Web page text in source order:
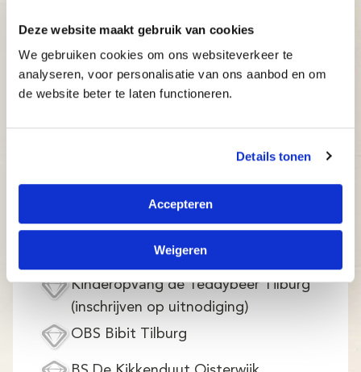
Deze website maakt gebruik van cookies
We gebruiken cookies om ons websiteverkeer te
analyseren, voor personalisatie van ons aanbod en om
de website beter te laten functioneren.
Details tonen
Accepteren
Weigeren
Boogaard. Zoek deze locatie en
schrijf je daar in)
BS De Wichelroede Udenhout
(Bovenbouw)
Wijkcentrum De Bunders Oisterwijk
Bs Klinkers Tilburg (alleen leerlingen
van deze school)
KC de Mortel Udenhout
BS De Blokkendoos Loon op Zand
Kinderopvang de Teddybeer Tilburg
(inschrijven op uitnodiging)
OBS Bibit Tilburg